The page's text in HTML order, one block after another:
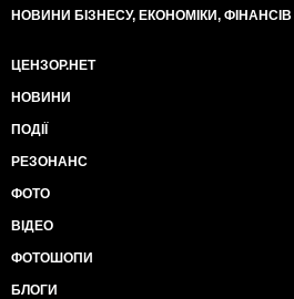
НОВИНИ БІЗНЕСУ, ЕКОНОМІКИ, ФІНАНСІВ
ЦЕНЗОР.НЕТ
НОВИНИ
ПОДІЇ
РЕЗОНАНС
ФОТО
ВІДЕО
ФОТОШОПИ
БЛОГИ